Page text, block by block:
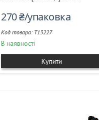
270 ₴/упаковка
T13227
В наявності
Купити